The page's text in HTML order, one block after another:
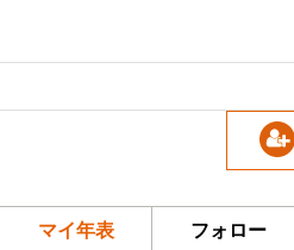
マイ年表 フォロー